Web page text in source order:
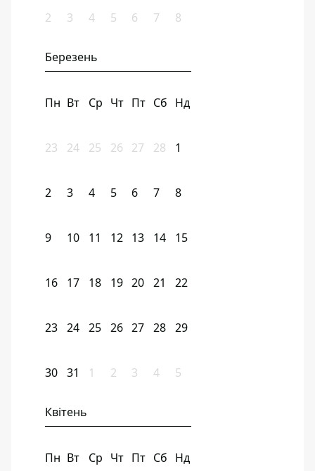
2 3 4 5 6 7 8
Березень
Пн Вт Ср Чт Пт Сб Нд
23 24 25 26 27 28 1
2 3 4 5 6 7 8
9 10 11 12 13 14 15
16 17 18 19 20 21 22
23 24 25 26 27 28 29
30 31 1 2 3 4 5
Квітень
Пн Вт Ср Чт Пт Сб Нд